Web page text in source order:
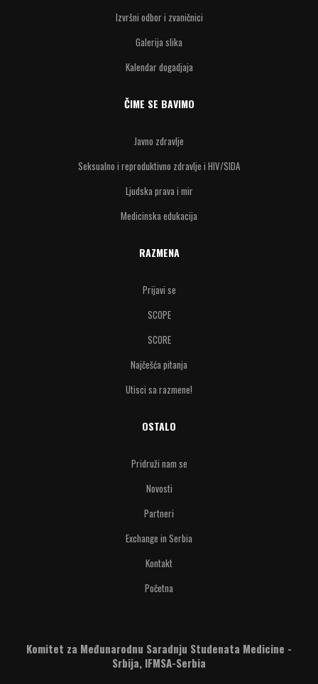
Izvršni odbor i zvaničnici
Galerija slika
Kalendar dogadjaja
ČIME SE BAVIMO
Javno zdravlje
Seksualno i reproduktivno zdravlje i HIV/SIDA
Ljudska prava i mir
Medicinska edukacija
RAZMENA
Prijavi se
SCOPE
SCORE
Najčešća pitanja
Utisci sa razmene!
OSTALO
Pridruži nam se
Novosti
Partneri
Exchange in Serbia
Kontakt
Početna
Komitet za Međunarodnu Saradnju Studenata Medicine -
Srbija, IFMSA-Serbia